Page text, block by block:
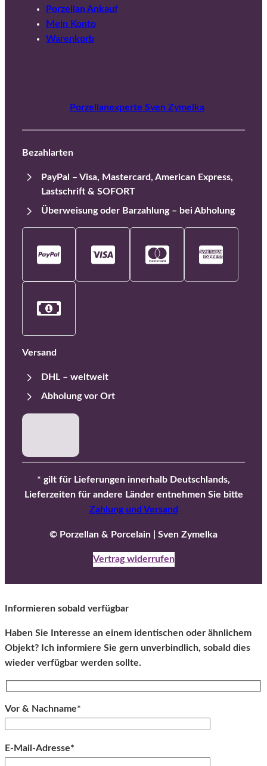
Porzellan Ankauf
Mein Konto
Warenkorb
Porzellanexperte Sven Zymelka
Bezahlarten
PayPal – Visa, Mastercard, American Express,
Lastschrift & SOFORT
Überweisung oder Barzahlung – bei Abholung
Versand
DHL – weltweit
Abholung vor Ort
* gilt für Lieferungen innerhalb Deutschlands,
Lieferzeiten für andere Länder entnehmen Sie bitte
Zahlung und Versand
© Porzellan & Porcelain | Sven Zymelka
Vertrag widerrufen
Informieren sobald verfügbar
Haben Sie Interesse an einem identischen oder ähnlichem
Objekt? Ich informiere Sie gern unverbindlich, sobald dies
wieder verfügbar werden sollte.
Vor & Nachname*
E-Mail-Adresse*